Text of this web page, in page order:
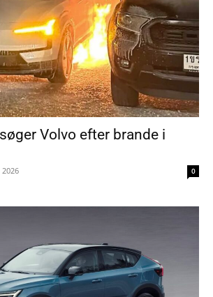
Volvo efter brande i
0